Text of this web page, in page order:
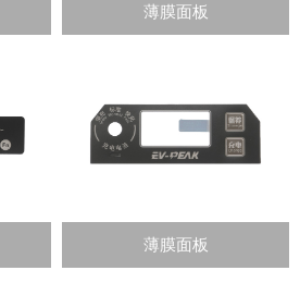
薄膜面板
薄膜面板